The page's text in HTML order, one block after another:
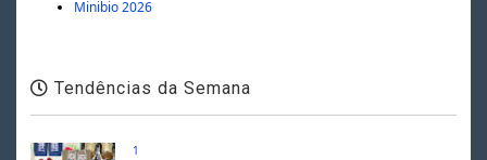
Minibio 2026
Tendências da Semana
1